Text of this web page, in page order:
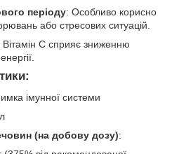
періоду: Особливо корисно
або стресових ситуацій.
Вітамін C сприяє зниженню
імунної системи
(на добову дозу):